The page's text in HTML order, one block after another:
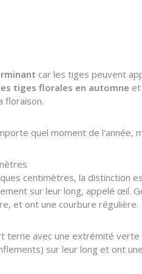
car les tiges peuvent
tiges florales en automne
floraison.
quel moment de
centimètres, la distinction
sur leur long, appelé œil.
et ont une courbure régulière.
terne avec une extrémité
sur leur long et ont